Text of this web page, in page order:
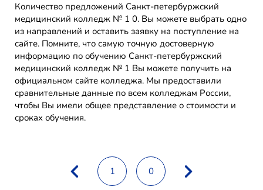
Количество предложений Санкт-петербуржский
медицинский колледж № 1 0. Вы можете выбрать одно
из направлений и оставить заявку на поступление на
сайте. Помните, что самую точную достоверную
информацию по обучению Санкт-петербуржский
медицинский колледж № 1 Вы можете получить на
официальном сайте колледжа. Мы предоставили
сравнительные данные по всем колледжам России,
чтобы Вы имели общее представление о стоимости и
сроках обучения.
1 0